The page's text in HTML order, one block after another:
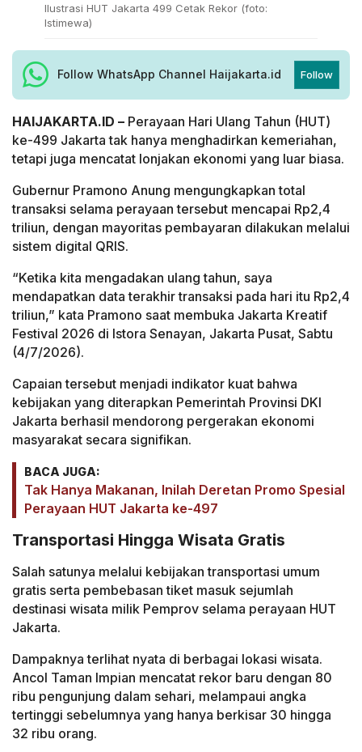
Ilustrasi HUT Jakarta 499 Cetak Rekor (foto:
Istimewa)
Follow WhatsApp Channel Haijakarta.id Follow
HAIJAKARTA.ID – Perayaan Hari Ulang Tahun (HUT)
ke-499 Jakarta tak hanya menghadirkan kemeriahan,
tetapi juga mencatat lonjakan ekonomi yang luar biasa.
Gubernur Pramono Anung mengungkapkan total
transaksi selama perayaan tersebut mencapai Rp2,4
triliun, dengan mayoritas pembayaran dilakukan melalui
sistem digital QRIS.
“Ketika kita mengadakan ulang tahun, saya
mendapatkan data terakhir transaksi pada hari itu Rp2,4
triliun,” kata Pramono saat membuka Jakarta Kreatif
Festival 2026 di Istora Senayan, Jakarta Pusat, Sabtu
(4/7/2026).
Capaian tersebut menjadi indikator kuat bahwa
kebijakan yang diterapkan Pemerintah Provinsi DKI
Jakarta berhasil mendorong pergerakan ekonomi
masyarakat secara signifikan.
BACA JUGA:
Tak Hanya Makanan, Inilah Deretan Promo Spesial
Perayaan HUT Jakarta ke-497
Transportasi Hingga Wisata Gratis
Salah satunya melalui kebijakan transportasi umum
gratis serta pembebasan tiket masuk sejumlah
destinasi wisata milik Pemprov selama perayaan HUT
Jakarta.
Dampaknya terlihat nyata di berbagai lokasi wisata.
Ancol Taman Impian mencatat rekor baru dengan 80
ribu pengunjung dalam sehari, melampaui angka
tertinggi sebelumnya yang hanya berkisar 30 hingga
32 ribu orang.